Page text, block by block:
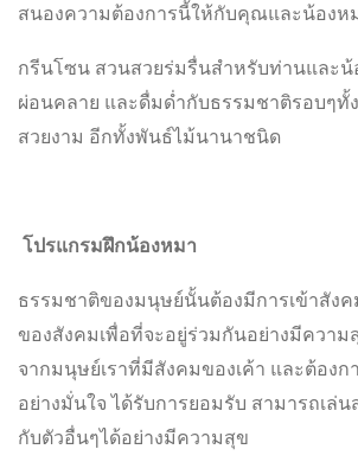
สนองความต้องการนี้ให้กับคุณและน้องห
กรีนโซน สวนสวยร่มรื่นสำหรับท่านและน้
ผ่อนคลาย และดื่มด่ำกับธรรมชาติรอบๆทั้
สวยงาม อีกทั้งพันธ์ไม้นานาชนิด
โปรแกรมฝึกน้องหมา
ธรรมชาติของมนุษย์นั้นต้องมีการเข้าสังค
ของสังคมเพื่อที่จะอยู่ร่วมกันอย่างมีความ
จากมนุษย์เราที่มีสังคมของเค้า และต้องก
อย่างมั่นใจ ได้รับการยอมรับ สามารถเล่
กับตัวอื่นๆได้อย่างมีความสุข